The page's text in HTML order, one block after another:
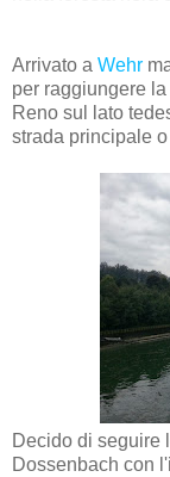
Arrivato a Wehr
per raggiungere
Reno sul lato
strada principale
Decido di seguire
Dossenbach con